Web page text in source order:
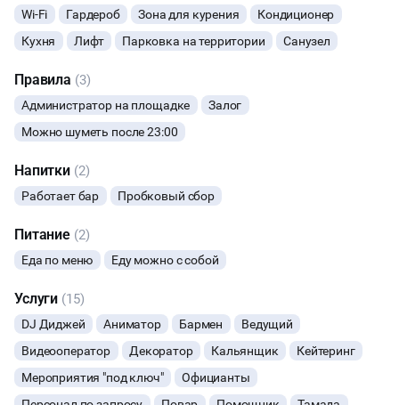
Депозит на бар и кухню 5000 с гостя
Wi-Fi Гардероб Зона для курения
Кондиционер
Кухня
Лифт Парковка на территории Санузел
Правила (3)
Администратор на площадке
Залог
Можно шуметь после 23:00
Напитки (2)
Работает бар Пробковый сбор
Питание (2)
Еда по меню Еду можно с собой
Услуги (15)
DJ Диджей Аниматор Бармен
Ведущий
Видеооператор
Декоратор Кальянщик
Кейтеринг
Мероприятия "под ключ"
Официанты
ДЕТСКИЕ ПРАЗДНИКИ
КОРПОРАТИВЫ
КВАРТИРНИКИ
БАНКЕТЫ
ЮБИЛЕЙ
ВЫПУСКНЫЕ
МАЛЬЧИШНИК
ОСТАВИТЬ ЗАЯВКУ
Вы можете отменить заявку в любой момент, это бесплатно
оставите заявку
🔥 5 человек интересовались этой площадкой сегодня